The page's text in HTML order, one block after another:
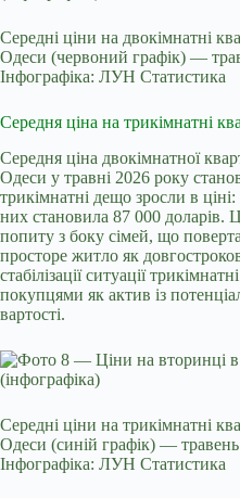
Середні ціни на двокімнатні
Одеси (червоний графік) —
Інфографіка: ЛУН Статистика
Середня ціна на трикімнатні
Середня ціна двокімнатної
Одеси у травні 2026 року
трикімнатні дещо зросли в
них становила 87 000 доларів.
попиту з боку сімей, що
просторе житло як
стабілізації ситуації
покупцями як актив із
вартості.
Середні ціни на трикімнатні
Одеси (синій графік) —
Інфографіка: ЛУН Статистика